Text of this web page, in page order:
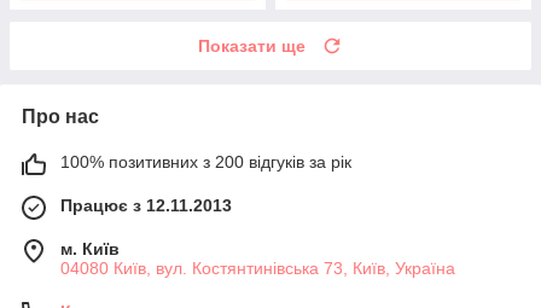
Показати ще
Про нас
100% позитивних з 200 відгуків за рік
Працює з 12.11.2013
м. Київ
04080 Київ, вул. Костянтинівська 73, Київ, Україна